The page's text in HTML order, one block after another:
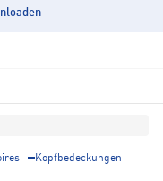
Kopfbedeckungen